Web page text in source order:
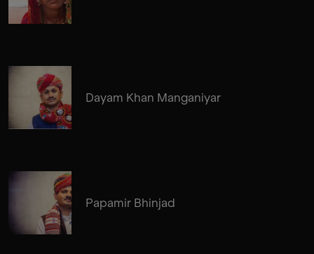
Dayam Khan Manganiyar
Papamir Bhinjad